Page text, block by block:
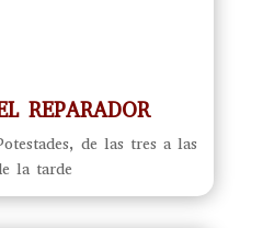
REPARADOR
de las tres a las
la tarde